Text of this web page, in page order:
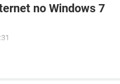
no Windows 7